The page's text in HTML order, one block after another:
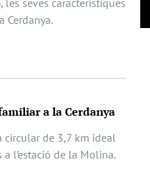
Cerdanya.
a la Cerdanya
de 3,7 km ideal
l’estació de la Molina.